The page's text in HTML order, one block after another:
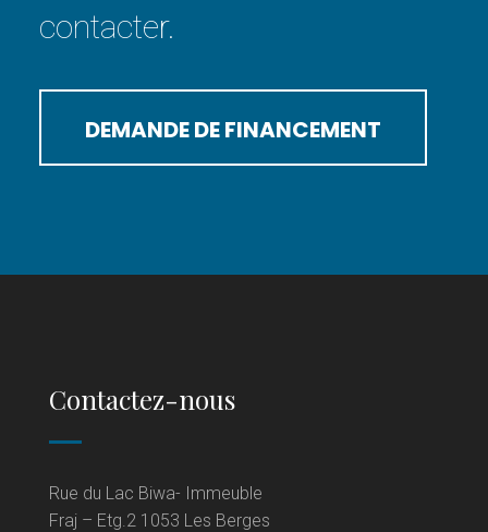
contacter.
DEMANDE DE FINANCEMENT
Contactez-nous
Rue du Lac Biwa- Immeuble
Fraj – Etg.2 1053 Les Berges